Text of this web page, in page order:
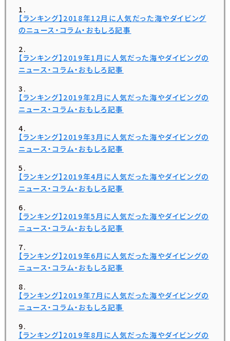
【ランキング】2018年12月に人気だった海やダイビング
のニュース・コラム・おもしろ記事
【ランキング】2019年1月に人気だった海やダイビングの
ニュース・コラム・おもしろ記事
【ランキング】2019年2月に人気だった海やダイビングの
ニュース・コラム・おもしろ記事
【ランキング】2019年3月に人気だった海やダイビングの
ニュース・コラム・おもしろ記事
【ランキング】2019年4月に人気だった海やダイビングの
ニュース・コラム・おもしろ記事
【ランキング】2019年5月に人気だった海やダイビングの
ニュース・コラム・おもしろ記事
【ランキング】2019年6月に人気だった海やダイビングの
ニュース・コラム・おもしろ記事
【ランキング】2019年7月に人気だった海やダイビングの
ニュース・コラム・おもしろ記事
【ランキング】2019年8月に人気だった海やダイビングの